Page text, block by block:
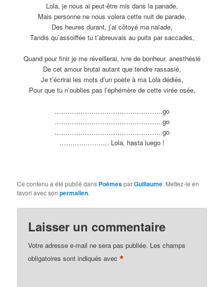
Lola, je nous ai peut-être mis dans la panade,
Mais personne ne nous volera cette nuit de parade,
Des heures durant, j’ai côtoyé ma naïade,
Tandis qu’assoiffée tu t’abreuvais au puits par saccades,
Quand pour finir je me réveillerai, ivre de bonheur, anesthésié
De cet amour brutal autant que tendre rassasié,
Je t’écrirai les mots d’un poète à ma Lola dédiés,
Pour que tu n’oublies pas l’éphémère de cette virée osée,
…………………………………………..go
…………………………………………..go
…………………………………………..go
………………….. Lola, hasta luego !
Ce contenu a été publié dans PoèmesparGuillaume. Mettez-le en
favori avec sonpermalien.
Laisser un commentaire
Votre adresse e-mail ne sera pas publiée. Les champs
obligatoires sont indiqués avec*